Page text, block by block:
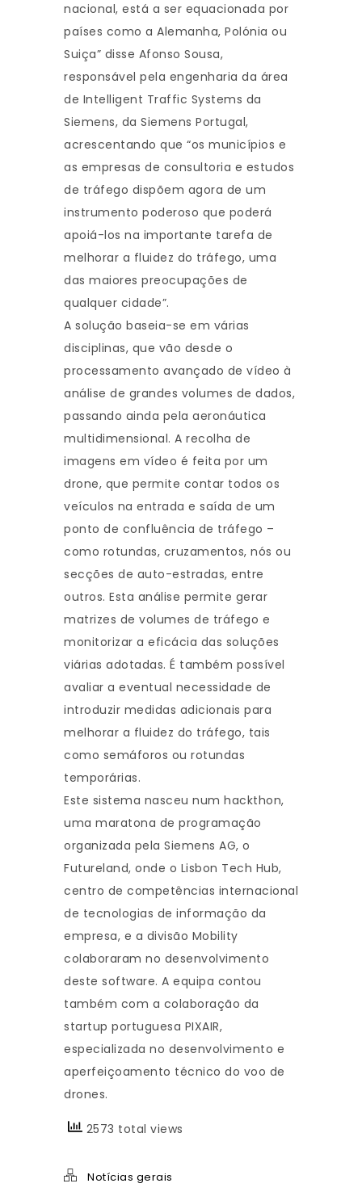
nacional, está a ser equacionada por
países como a Alemanha, Polónia ou
Suiça” disse Afonso Sousa,
responsável pela engenharia da área
de Intelligent Traffic Systems da
Siemens, da Siemens Portugal,
acrescentando que “os municípios e
as empresas de consultoria e estudos
de tráfego dispõem agora de um
instrumento poderoso que poderá
apoiá-los na importante tarefa de
melhorar a fluidez do tráfego, uma
das maiores preocupações de
qualquer cidade”.
A solução baseia-se em várias
disciplinas, que vão desde o
processamento avançado de vídeo à
análise de grandes volumes de dados,
passando ainda pela aeronáutica
multidimensional. A recolha de
imagens em vídeo é feita por um
drone, que permite contar todos os
veículos na entrada e saída de um
ponto de confluência de tráfego –
como rotundas, cruzamentos, nós ou
secções de auto-estradas, entre
outros. Esta análise permite gerar
matrizes de volumes de tráfego e
monitorizar a eficácia das soluções
viárias adotadas. É também possível
avaliar a eventual necessidade de
introduzir medidas adicionais para
melhorar a fluidez do tráfego, tais
como semáforos ou rotundas
temporárias.
Este sistema nasceu num hackthon,
uma maratona de programação
organizada pela Siemens AG, o
Futureland, onde o Lisbon Tech Hub,
centro de competências internacional
de tecnologias de informação da
empresa, e a divisão Mobility
colaboraram no desenvolvimento
deste software. A equipa contou
também com a colaboração da
startup portuguesa PIXAIR,
especializada no desenvolvimento e
aperfeiçoamento técnico do voo de
drones.
2573 total views
Notícias gerais